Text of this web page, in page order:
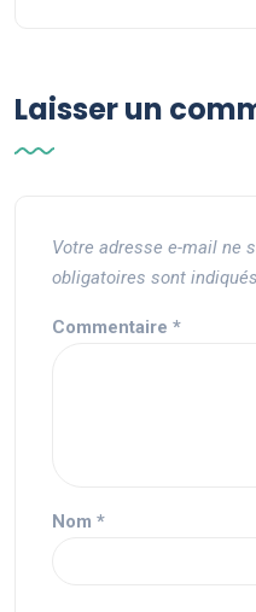
Laisser un
Votre adresse e-mail ne
obligatoires sont
Commentaire *
Nom *